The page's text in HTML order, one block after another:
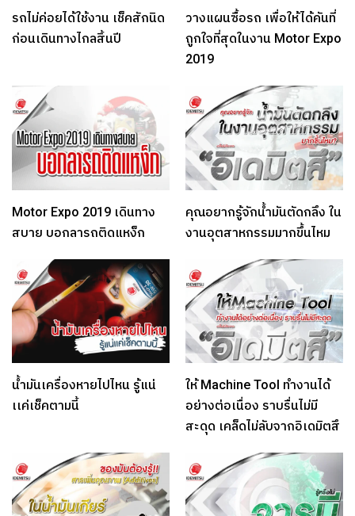
รถไม่ค่อยได้ใช้งาน เช็คสักนิด
ก่อนเดินทางไกลสิ้นปี
วางแผนซื้อรถ เพื่อให้ได้คันที่
ถูกใจที่สุดในงาน Motor Expo
2019
Motor Expo 2019 เดินทาง
สบาย บอกลารถติดแหง็ก
คุณอยากรู้จักน้ำมันตัดกลึง ใน
งานอุตสาหกรรมมากขึ้นไหม
น้ำมันเครื่องหายไปไหน รู้แน่
เเค่เช็คตามนี้
ให้ Machine Tool ทำงานได้
อย่างต่อเนื่อง ราบรื่นไม่มี
สะดุด เคล็ดไม่ลับจากอิเดมิตสึ